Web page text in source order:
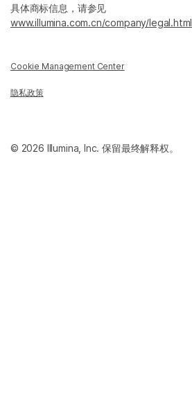
具体商标信息，请参见
www.illumina.com.cn/company/legal.html
Cookie Management Center
隐私政策
© 2026 Illumina, Inc. 保留最终解释权。